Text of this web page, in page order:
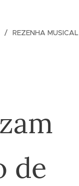
REZENHA MUSICAL
de